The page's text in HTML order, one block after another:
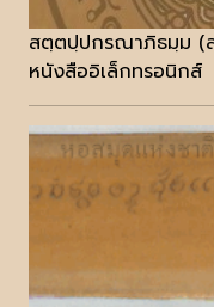
สตฺตปฺปกรณาภิธมฺม (
หนังสืออิเล็กทรอนิกส์